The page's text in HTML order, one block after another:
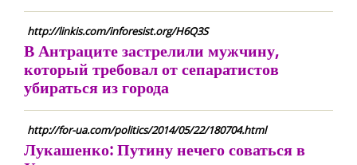
http://linkis.com/inforesist.org/H6Q3S
В Антраците застрелили мужчину,
который требовал от сепаратистов
убираться из города
http://for-ua.com/politics/2014/05/22/180704.html
Лукашенко: Путину нечего соваться в